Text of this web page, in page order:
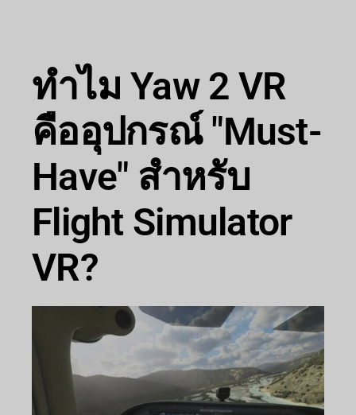
ทำไม Yaw 2 VR
คืออุปกรณ์ "Must-
Have" สำหรับ
Flight Simulator
VR?